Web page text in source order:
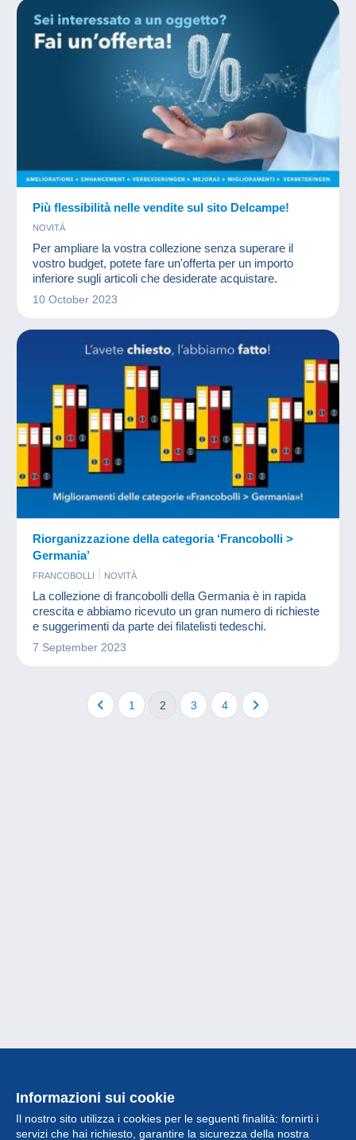
Più flessibilità nelle vendite sul sito Delcampe!
NOVITÀ
Per ampliare la vostra collezione senza superare il
vostro budget, potete fare un'offerta per un importo
inferiore sugli articoli che desiderate acquistare.
10 October 2023
Riorganizzazione della categoria ‘Francobolli >
Germania’
FRANCOBOLLI NOVITÀ
La collezione di francobolli della Germania è in rapida
crescita e abbiamo ricevuto un gran numero di richieste
e suggerimenti da parte dei filatelisti tedeschi.
7 September 2023
1 2 3 4
Informazioni sui cookie
Il nostro sito utilizza i cookies per le seguenti finalità: fornirti i
servizi che hai richiesto, garantire la sicurezza della nostra